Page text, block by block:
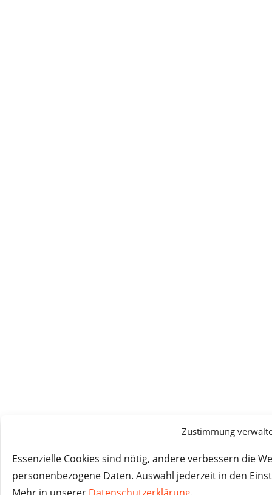
Zustimmung
Essenzielle Cookies sind nötig, andere verbessern die
personenbezogene Daten. Auswahl jederzeit in den